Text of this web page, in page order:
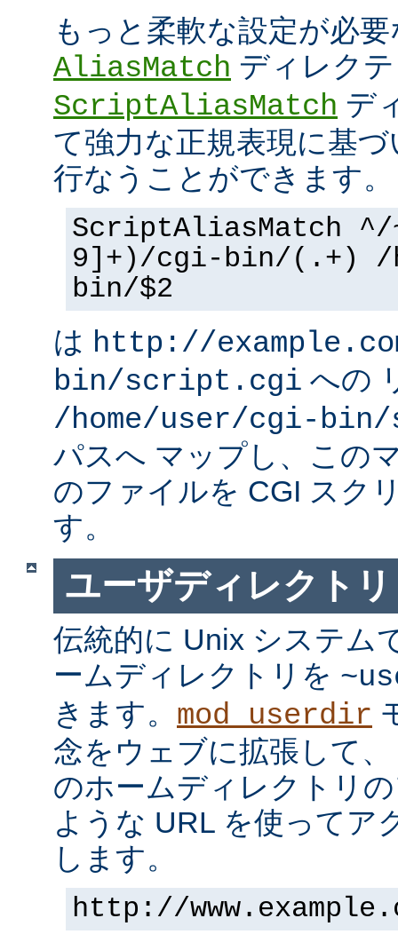
もっと柔軟な設定が必
AliasMatch ディレク
ScriptAliasMatch デ
て強力な正規表現に基
行なうことができます
ScriptAliasMatch
9]+)/cgi-bin/(.+) /
bin/$2
は http://
bin/script.cgi への
/home/user/cgi-
パスへ マップし、この
のファイルを CGI スク
す。
ユーザディレクトリ
伝統的に Unix システム
ームディレクトリを
きます。 mod_userdir
念をウェブに拡張して
のホームディレクトリ
ような URL を使ってア
します。
http://